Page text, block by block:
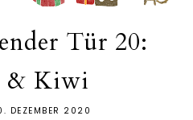
Tür 20:
& Kiwi
DEZEMBER 2020